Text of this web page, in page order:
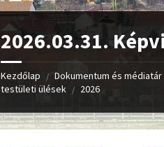
2026.03.31.
Kezdőlap / Dokumentum és médiatár
testületi ülések / 2026